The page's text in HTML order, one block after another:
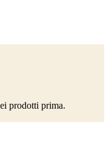
prodotti prima.